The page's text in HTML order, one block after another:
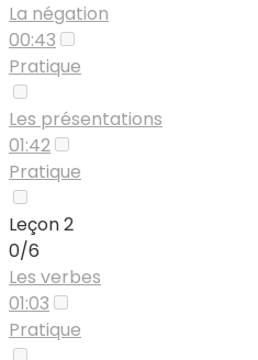
La négation
00:43
Pratique
Les présentations
01:42
Pratique
Leçon 2
0/6
Les verbes
01:03
Pratique